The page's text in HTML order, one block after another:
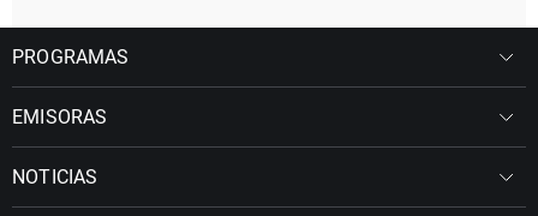
PROGRAMAS
EMISORAS
NOTICIAS